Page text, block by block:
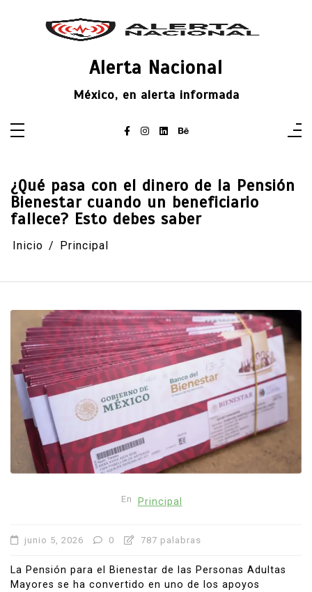
Alerta Nacional
México, en alerta informada
¿Qué pasa con el dinero de la Pensión
Bienestar cuando un beneficiario
fallece? Esto debes saber
Inicio Principal
En Principal
junio 5, 2026 0 787 palabras
La Pensión para el Bienestar de las Personas Adultas
Mayores se ha convertido en uno de los apoyos